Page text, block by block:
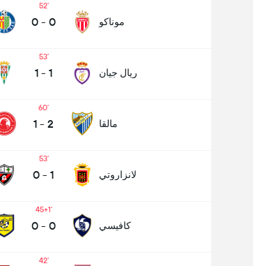
موناكو
52
0
-
0
ريال جيان
53
1
-
1
مالقا
60
2
-
1
لانزاروتي
53
1
-
0
كافيسي
45+1
0
-
0
42
عدد الاهداف (2.5)